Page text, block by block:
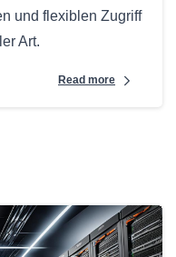
und flexiblen Zugriff
Art.
Read more